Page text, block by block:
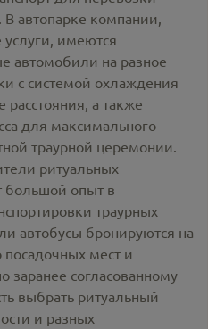
автопарке компании,
имеются
автомобили на разное
с системой охлаждения
а также
для максимального
траурной церемонии.
ритуальных
опыт в
траурных
автобусы бронируются на
мест и
заранее согласованному
выбрать ритуальный
и разных